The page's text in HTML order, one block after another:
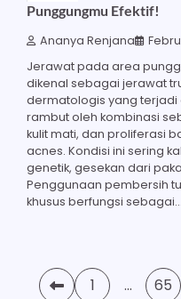
Punggungmu Efektif!
Ananya Renjana
Jerawat pada area
dikenal sebagai jerawat
dermatologis yang terjadi
rambut oleh kombinasi
kulit mati, dan proliferasi
acnes. Kondisi ini sering
genetik, gesekan dari
Penggunaan pembersih
khusus berfungsi sebagai…
Paginasi
1 … 65